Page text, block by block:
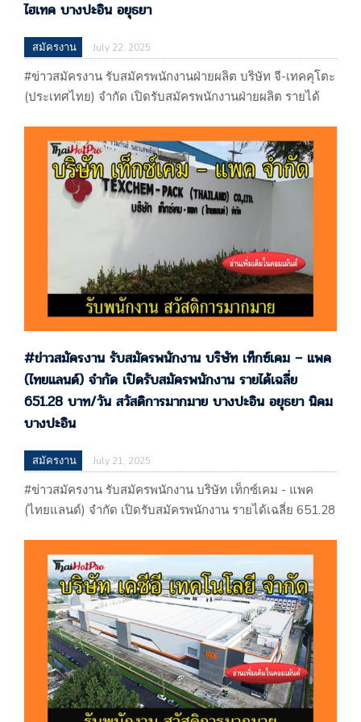
ไฮเทค บางปะอิน อยุธยา
สมัครงาน July 22, 2025
#ข่าวสมัครงาน รับสมัครพนักงานฝ่ายผลิต บริษัท จี-เทคคุโตะ
(ประเทศไทย) จำกัด เปิดรับสมัครพนักงานฝ่ายผลิต รายได้
ไฮเทค บางปะอิน อยุธยา หางาน อยุธยา อุทัย โรจนะ
บริษัท จี-เทคคุโตะ (ประเทศไทย) จำกัด 104 หมู่ที่ 1 ตำบล
บ้านหว้า อำเภอบางปะอิน จ.พระนครศรีอยุธยา 13160 (ผลิต
ผลิตภัณฑ์โลหะประดิษฐ์อื่นๆซึ่งมิได้จัดประเภทไว้ในที่อื่น)
แผนที่ : https://maps.app.goo.gl/QbywUp9baDAbEPMe7
#ข่าวสมัครงาน รับสมัครพนักงาน บริษัท เท็กซ์เคม – แพค
(ไทยแลนด์) จำกัด เปิดรับสมัครพนักงาน รายได้เฉลี่ย
651.28 บาท/วัน สวัสดิการมากมาย บางปะอิน อยุธยา นิคม
บางปะอิน
สมัครงาน July 21, 2025
#ข่าวสมัครงาน รับสมัครพนักงาน บริษัท เท็กซ์เคม - แพค
(ไทยแลนด์) จำกัด เปิดรับสมัครพนักงาน รายได้เฉลี่ย 651.28
หางาน อยุธยา อุทัย โรจนะ บริษัท เท็กซ์เคม - แพค (ไทย
แลนด์) จำกัด 234 หมู่ที่ 2 นิคมอุตสาหกรรมบางปะอิน ถนนอุ
ดมสรยุทธ ตำบลคลองจิก อำเภอบางปะอิน
จ.พระนครศรีอยุธยา…